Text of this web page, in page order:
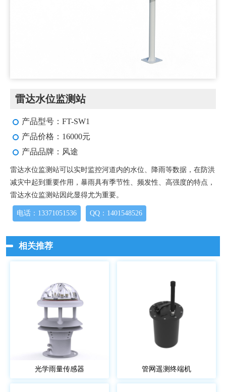
雷达水位监测站
产品型号：FT-SW1
产品价格：16000元
产品品牌：风途
雷达水位监测站可以实时监控河道内的水位、降雨等数据，在防洪
减灾中起到重要作用，暴雨具有季节性、频发性、高强度的特点，
雷达水位监测站因此显得尤为重要。
电话：13371051536 QQ：1401548526
相关推荐
光学雨量传感器 管网遥测终端机